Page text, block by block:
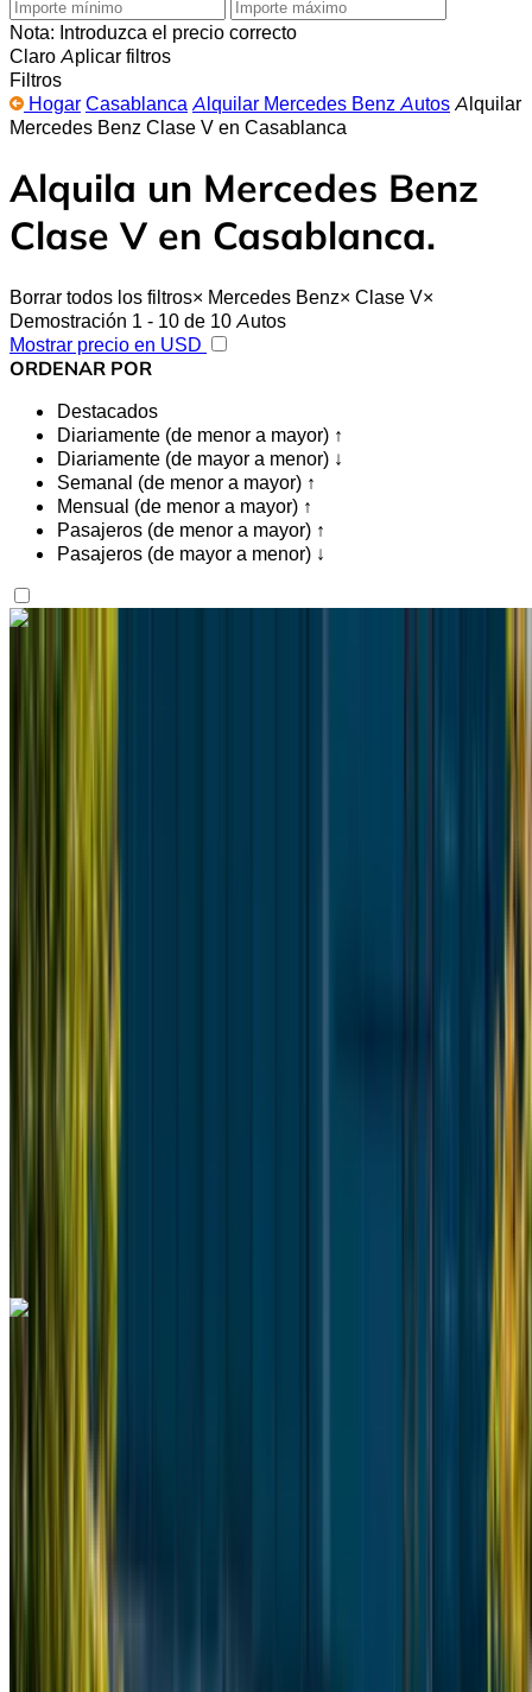
Nota: Introduzca el precio correcto
Claro Aplicar filtros
Filtros
Hogar Casablanca Alquilar Mercedes Benz Autos Alquilar
Mercedes Benz Clase V en Casablanca
Alquila un Mercedes Benz
Clase V en Casablanca.
Borrar todos los filtros× Mercedes Benz× Clase V×
Demostración 1 - 10 de 10 Autos
Mostrar precio en USD
ORDENAR POR
Destacados
Diariamente (de menor a mayor) ↑
Diariamente (de mayor a menor) ↓
Semanal (de menor a mayor) ↑
Mensual (de menor a mayor) ↑
Pasajeros (de menor a mayor) ↑
Pasajeros (de mayor a menor) ↓
¿Te gusta lo que ves?
6000 km
Aeropuerto Internacional de Nouaceur, Casablanca
2024